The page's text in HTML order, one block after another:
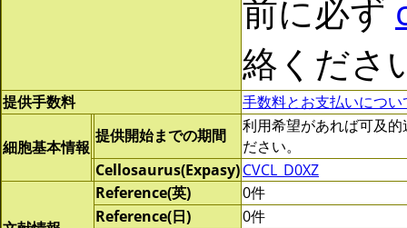
前に必ず
絡くださ
提供手数料 手数料とお支払いにつ
細胞基本情報
提供開始までの期間
利用希望があれば可及
ださい。
Cellosaurus(Expasy)CVCL_D0XZ
Reference(英)
0件
Reference(日)
0件